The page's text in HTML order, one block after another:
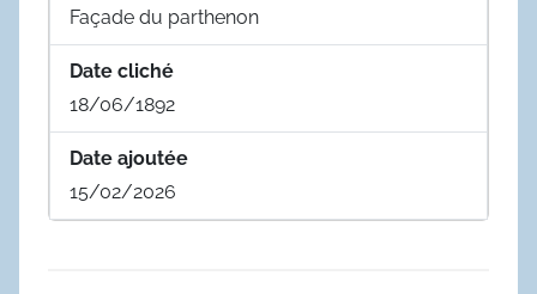
Façade du parthenon
Date cliché
18/06/1892
Date ajoutée
15/02/2026